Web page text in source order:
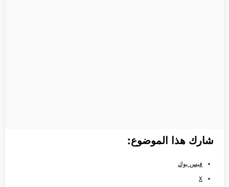
شارك هذا الموضوع:
فيس بوك
X